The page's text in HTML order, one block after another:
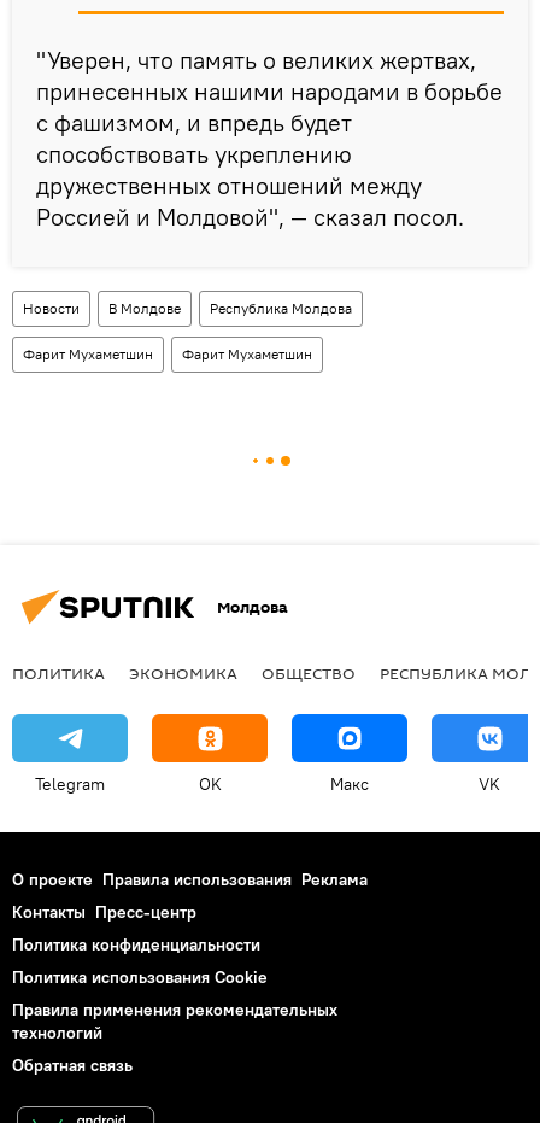
"Уверен, что память о великих жертвах,
принесенных нашими народами в борьбе
с фашизмом, и впредь будет
способствовать укреплению
дружественных отношений между
Россией и Молдовой", — сказал посол.
Новости В Молдове Республика Молдова
Фарит Мухаметшин Фарит Мухаметшин
Молдова
ПОЛИТИКА ЭКОНОМИКА ОБЩЕСТВО РЕСПУБЛИКА
Telegram OK Макс VK
О проекте Правила использования Реклама
Контакты Пресс-центр
Политика конфиденциальности
Политика использования Cookie
Правила применения рекомендательных
технологий
Обратная связь